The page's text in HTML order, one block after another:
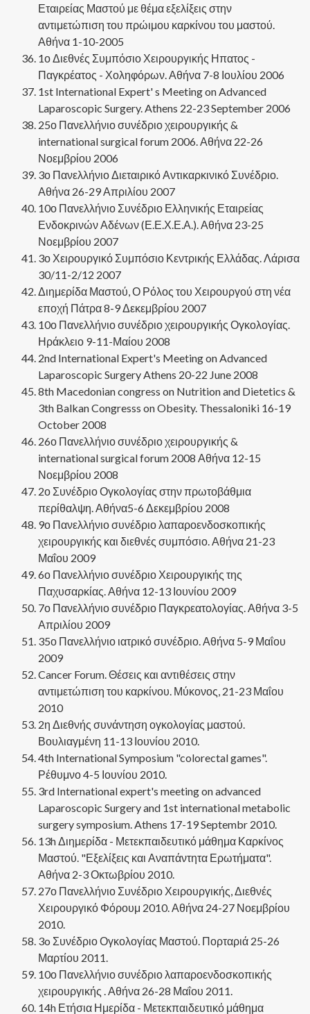
Εταιρείας Μαστού με θέμα εξελίξεις στην
αντιμετώπιση του πρώιμου καρκίνου του μαστού.
Αθήνα 1-10-2005
1ο Διεθνές Συμπόσιο Χειρουργικής Ηπατος -
Παγκρέατος - Χοληφόρων. Αθήνα 7-8 Ιουλίου 2006
1st International Expert' s Meeting on Advanced
Laparoscopic Surgery. Athens 22-23 September 2006
25ο Πανελλήνιο συνέδριο χειρουργικής &
international surgical forum 2006. Αθήνα 22-26
Νοεμβρίου 2006
3ο Πανελλήνιο Διεταιρικό Αντικαρκινικό Συνέδριο.
Αθήνα 26-29 Απριλίου 2007
10ο Πανελλήνιο Συνέδριο Ελληνικής Εταιρείας
Ενδοκρινών Αδένων (Ε.Ε.Χ.Ε.Α.). Αθήνα 23-25
Νοεμβρίου 2007
3ο Χειρουργικό Συμπόσιο Κεντρικής Ελλάδας. Λάρισα
30/11-2/12 2007
Διημερίδα Μαστού, Ο Ρόλος του Χειρουργού στη νέα
εποχή Πάτρα 8-9 Δεκεμβρίου 2007
10ο Πανελλήνιο συνέδριο χειρουργικής Ογκολογίας.
Ηράκλειο 9-11-Μαίου 2008
2nd International Expert's Meeting on Advanced
Laparoscopic Surgery Athens 20-22 June 2008
8th Macedonian congress on Nutrition and Dietetics &
3th Balkan Congresss on Obesity. Thessaloniki 16-19
October 2008
26ο Πανελλήνιο συνέδριο χειρουργικής &
international surgical forum 2008 Αθήνα 12-15
Νοεμβρίου 2008
2ο Συνέδριο Ογκολογίας στην πρωτοβάθμια
περίθαλψη. Αθήνα5-6 Δεκεμβρίου 2008
9ο Πανελλήνιο συνέδριο λαπαροενδοσκοπικής
χειρουργικής και διεθνές συμπόσιο. Αθήνα 21-23
Μαΐου 2009
6ο Πανελλήνιο συνέδριο Χειρουργικής της
Παχυσαρκίας. Αθήνα 12-13 Ιουνίου 2009
7ο Πανελλήνιο συνέδριο Παγκρεατολογίας. Αθήνα 3-5
Απριλίου 2009
35ο Πανελλήνιο ιατρικό συνέδριο. Αθήνα 5-9 Μαΐου
2009
Cancer Forum. Θέσεις και αντιθέσεις στην
αντιμετώπιση του καρκίνου. Μύκονος, 21-23 Μαΐου
2010
2η Διεθνής συνάντηση ογκολογίας μαστού.
Βουλιαγμένη 11-13 Ιουνίου 2010.
4th International Symposium "colorectal games".
Ρέθυμνο 4-5 Ιουνίου 2010.
3rd International expert's meeting on advanced
Laparoscopic Surgery and 1st international metabolic
surgery symposium. Athens 17-19 Septembr 2010.
13h Διημερίδα - Μετεκπαιδευτικό μάθημα Καρκίνος
Μαστού. "Εξελίξεις και Αναπάντητα Ερωτήματα".
Αθήνα 2-3 Οκτωβρίου 2010.
27ο Πανελλήνιο Συνέδριο Χειρουργικής, Διεθνές
Χειρουργικό Φόρουμ 2010. Αθήνα 24-27 Νοεμβρίου
2010.
3o Συνέδριο Ογκολογίας Μαστού. Πορταριά 25-26
Μαρτίου 2011.
10ο Πανελλήνιο συνέδριο λαπαροενδοσκοπικής
χειρουργικής . Αθήνα 26-28 Μαΐου 2011.
14h Ετήσια Ημερίδα - Μετεκπαιδευτικό μάθημα